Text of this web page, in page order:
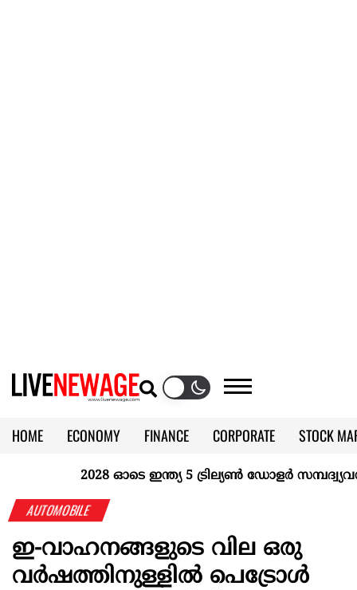
HOME ECONOMY FINANCE CORPORATE
STOCK
KERALA @70
2028 ഓടെ ഇന്ത്യ 5 ട്രില്യണ്‍ ഡോളര്‍
AUTOMOBILE
ഇ-വാഹനങ്ങളുടെ വില ഒരു
വർഷത്തിനുള്ളിൽ പെട്രോൾ